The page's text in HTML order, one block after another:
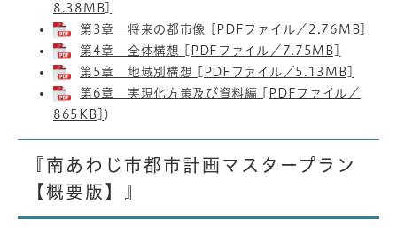
8.38MB]
第3章 将来の都市像 [PDFファイル／2.76MB]
第4章 全体構想 [PDFファイル／7.75MB]
第5章 地域別構想 [PDFファイル／5.13MB]
第6章 実現化方策及び資料編 [PDFファイル／
865KB] ）
『南あわじ市都市計画マスタープラン
【概要版】』